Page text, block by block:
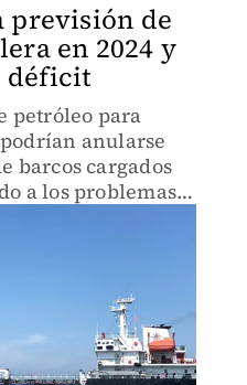
previsión de
en 2024 y
déficit
petróleo para
anularse
barcos cargados
a los problemas